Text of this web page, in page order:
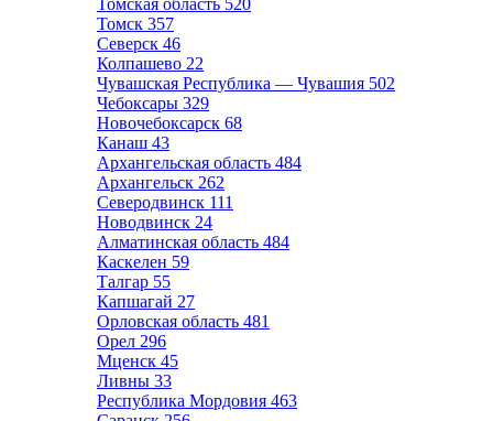
Томская область 520
Томск 357
Северск 46
Колпашево 22
Чувашская Республика — Чувашия 502
Чебоксары 329
Новочебоксарск 68
Канаш 43
Архангельская область 484
Архангельск 262
Северодвинск 111
Новодвинск 24
Алматинская область 484
Каскелен 59
Талгар 55
Капшагай 27
Орловская область 481
Орел 296
Мценск 45
Ливны 33
Республика Мордовия 463